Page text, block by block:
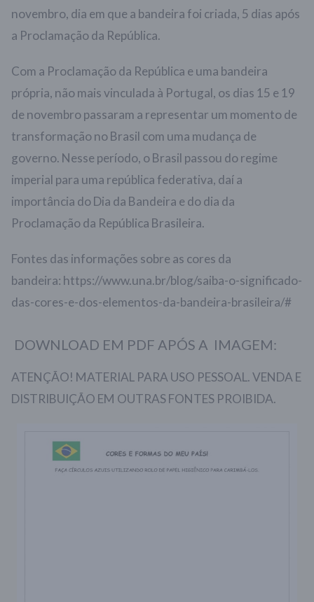
novembro, dia em que a bandeira foi criada, 5 dias após
a Proclamação da República.
Com a Proclamação da República e uma bandeira
própria, não mais vinculada à Portugal, os dias 15 e 19
de novembro passaram a representar um momento de
transformação no Brasil com uma mudança de
governo. Nesse período, o Brasil passou do regime
imperial para uma república federativa, daí a
importância do Dia da Bandeira e do dia da
Proclamação da República Brasileira.
Fontes das informações sobre as cores da
bandeira: https://www.una.br/blog/saiba-o-significado-
das-cores-e-dos-elementos-da-bandeira-brasileira/#
DOWNLOAD EM PDF APÓS A IMAGEM:
ATENÇÃO! MATERIAL PARA USO PESSOAL. VENDA E
DISTRIBUIÇÃO EM OUTRAS FONTES PROIBIDA.